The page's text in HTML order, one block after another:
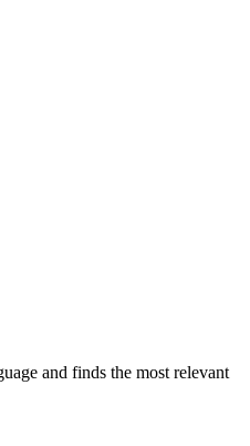
and finds the most relevant